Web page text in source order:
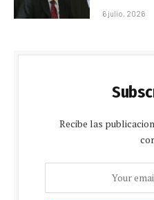
6 julio, 2026
Recibe las